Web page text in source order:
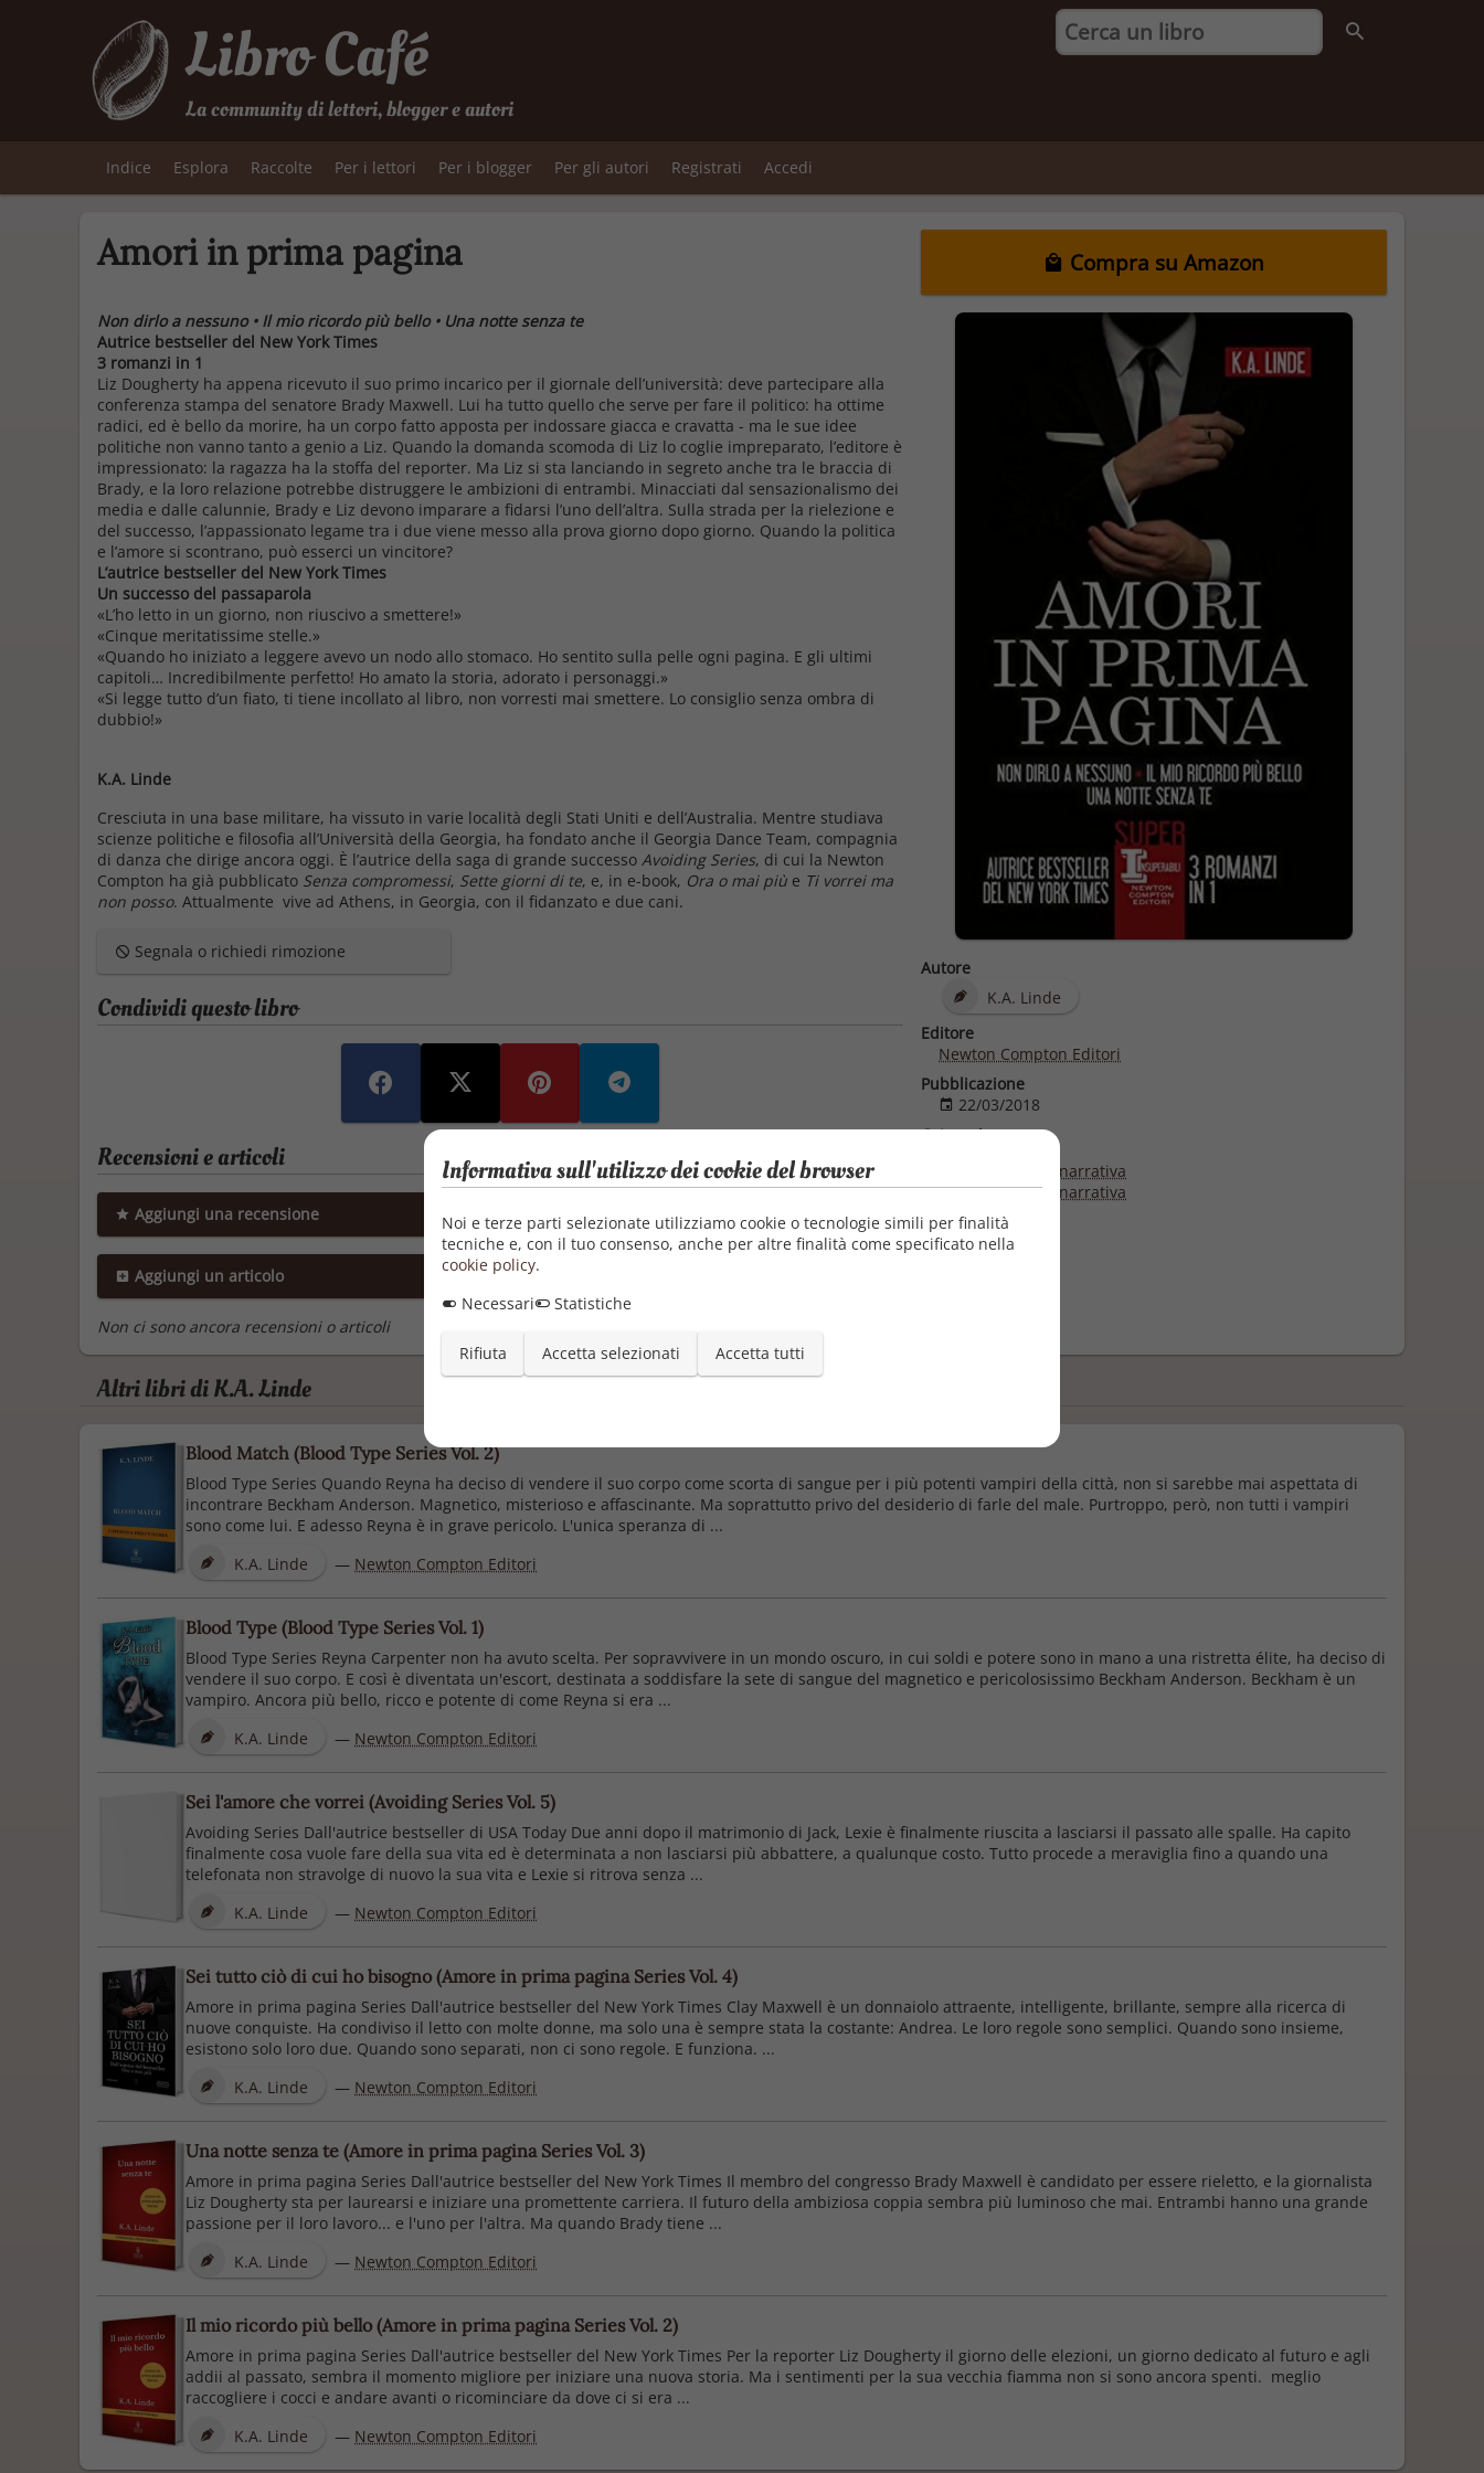
Libro Café
La community di lettori, blogger e autori
Indice Esplora Raccolte Per i lettori Per i blogger Per gli autori Registrati Accedi
Amori in prima pagina Compra su Amazon
Autore
K.A. Linde
Editore
Newton Compton Editori
Pubblicazione
22/03/2018
Categorie
Letteratura e narrativa
Letteratura e narrativa
Romanzi rosa
Non dirlo a nessuno • Il mio ricordo più bello • Una notte senza te
Autrice bestseller del New York Times
3 romanzi in 1
Liz Dougherty ha appena ricevuto il suo primo incarico per il giornale dell’università: deve partecipare alla
conferenza stampa del senatore Brady Maxwell. Lui ha tutto quello che serve per fare il politico: ha ottime
radici, ed è bello da morire, ha un corpo fatto apposta per indossare giacca e cravatta - ma le sue idee
politiche non vanno tanto a genio a Liz. Quando la domanda scomoda di Liz lo coglie impreparato, l’editore è
impressionato: la ragazza ha la stoffa del reporter. Ma Liz si sta lanciando in segreto anche tra le braccia di
Brady, e la loro relazione potrebbe distruggere le ambizioni di entrambi. Minacciati dal sensazionalismo dei
media e dalle calunnie, Brady e Liz devono imparare a fidarsi l’uno dell’altra. Sulla strada per la rielezione e
del successo, l’appassionato legame tra i due viene messo alla prova giorno dopo giorno. Quando la politica
e l’amore si scontrano, può esserci un vincitore?
L’autrice bestseller del New York Times
Un successo del passaparola
«L’ho letto in un giorno, non riuscivo a smettere!»
«Cinque meritatissime stelle.»
«Quando ho iniziato a leggere avevo un nodo allo stomaco. Ho sentito sulla pelle ogni pagina. E gli ultimi
capitoli… Incredibilmente perfetto! Ho amato la storia, adorato i personaggi.»
«Si legge tutto d’un fiato, ti tiene incollato al libro, non vorresti mai smettere. Lo consiglio senza ombra di
dubbio!»
K.A. Linde
Cresciuta in una base militare, ha vissuto in varie località degli Stati Uniti e dell’Australia. Mentre studiava
scienze politiche e filosofia all’Università della Georgia, ha fondato anche il Georgia Dance Team, compagnia
di danza che dirige ancora oggi. È l’autrice della saga di grande successo Avoiding Series, di cui la Newton
Compton ha già pubblicato Senza compromessi, Sette giorni di te, e, in e-book, Ora o mai più e Ti vorrei ma
non posso. Attualmente vive ad Athens, in Georgia, con il fidanzato e due cani.
Segnala o richiedi rimozione
Condividi questo libro
Recensioni e articoli
Aggiungi una recensione
Aggiungi un articolo
Non ci sono ancora recensioni o articoli
Altri libri di K.A. Linde
Blood Match (Blood Type Series Vol. 2)
Blood Type Series Quando Reyna ha deciso di vendere il suo corpo come scorta di sangue per i più potenti vampiri della città, non si sarebbe mai aspettata di
incontrare Beckham Anderson. Magnetico, misterioso e affascinante. Ma soprattutto privo del desiderio di farle del male. Purtroppo, però, non tutti i vampiri
sono come lui. E adesso Reyna è in grave pericolo. L'unica speranza di ...
K.A. Linde
— Newton Compton Editori
Blood Type (Blood Type Series Vol. 1)
Blood Type Series Reyna Carpenter non ha avuto scelta. Per sopravvivere in un mondo oscuro, in cui soldi e potere sono in mano a una ristretta élite, ha deciso di
vendere il suo corpo. E così è diventata un'escort, destinata a soddisfare la sete di sangue del magnetico e pericolosissimo Beckham Anderson. Beckham è un
vampiro. Ancora più bello, ricco e potente di come Reyna si era ...
K.A. Linde
— Newton Compton Editori
Sei l'amore che vorrei (Avoiding Series Vol. 5)
Avoiding Series Dall'autrice bestseller di USA Today Due anni dopo il matrimonio di Jack, Lexie è finalmente riuscita a lasciarsi il passato alle spalle. Ha capito
finalmente cosa vuole fare della sua vita ed è determinata a non lasciarsi più abbattere, a qualunque costo. Tutto procede a meraviglia fino a quando una
telefonata non stravolge di nuovo la sua vita e Lexie si ritrova senza ...
K.A. Linde
— Newton Compton Editori
Sei tutto ciò di cui ho bisogno (Amore in prima pagina Series Vol. 4)
Amore in prima pagina Series Dall'autrice bestseller del New York Times Clay Maxwell è un donnaiolo attraente, intelligente, brillante, sempre alla ricerca di
nuove conquiste. Ha condiviso il letto con molte donne, ma solo una è sempre stata la costante: Andrea. Le loro regole sono semplici. Quando sono insieme,
esistono solo loro due. Quando sono separati, non ci sono regole. E funziona. ...
K.A. Linde
— Newton Compton Editori
Una notte senza te (Amore in prima pagina Series Vol. 3)
Amore in prima pagina Series Dall'autrice bestseller del New York Times Il membro del congresso Brady Maxwell è candidato per essere rieletto, e la giornalista
Liz Dougherty sta per laurearsi e iniziare una promettente carriera. Il futuro della ambiziosa coppia sembra più luminoso che mai. Entrambi hanno una grande
passione per il loro lavoro... e l'uno per l'altra. Ma quando Brady tiene ...
K.A. Linde
— Newton Compton Editori
Il mio ricordo più bello (Amore in prima pagina Series Vol. 2)
Amore in prima pagina Series Dall'autrice bestseller del New York Times Per la reporter Liz Dougherty il giorno delle elezioni, un giorno dedicato al futuro e agli
addii al passato, sembra il momento migliore per iniziare una nuova storia. Ma i sentimenti per la sua vecchia fiamma non si sono ancora spenti. meglio
raccogliere i cocci e andare avanti o ricominciare da dove ci si era ...
K.A. Linde
— Newton Compton Editori
Informativa sull'utilizzo dei cookie del browser
Noi e terze parti selezionate utilizziamo cookie o tecnologie simili per finalità
tecniche e, con il tuo consenso, anche per altre finalità come specificato nella
cookie policy.
Necessari
Statistiche
Rifiuta Accetta selezionati Accetta tutti